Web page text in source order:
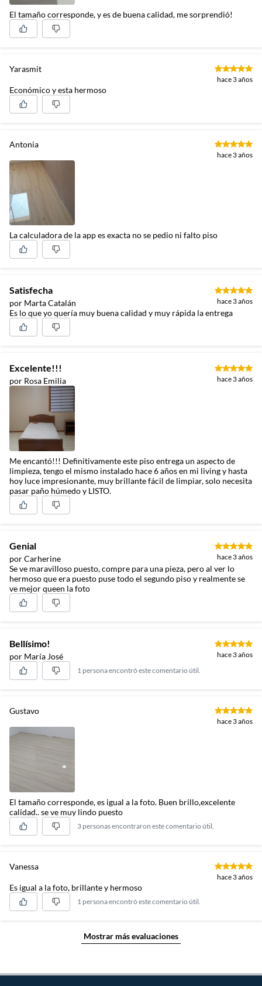
El tamaño corresponde, y es de buena calidad, me sorprendió!
Yarasmit
hace 3 años
Económico y esta hermoso
Antonia
hace 3 años
La calculadora de la app es exacta no se pedio ni falto piso
Satisfecha
por Marta Catalán hace 3 años
Es lo que yo quería muy buena calidad y muy rápida la entrega
Excelente!!!
por Rosa Emilia hace 3 años
Me encantó!!! Definitivamente este piso entrega un aspecto de
limpieza, tengo el mismo instalado hace 6 años en mi living y hasta
hoy luce impresionante, muy brillante fácil de limpiar, solo necesita
pasar paño húmedo y LISTO.
Genial
por Carherine hace 3 años
Se ve maravilloso puesto, compre para una pieza, pero al ver lo
hermoso que era puesto puse todo el segundo piso y realmente se
ve mejor queen la foto
Bellísimo!
por María José
hace 3 años
1 persona encontró este comentario útil.
Gustavo
hace 3 años
El tamaño corresponde, es igual a la foto. Buen brillo,excelente
calidad.. se ve muy lindo puesto
3 personas encontraron este comentario útil.
Vanessa
hace 3 años
Es igual a la foto, brillante y hermoso
1 persona encontró este comentario útil.
Mostrar más evaluaciones